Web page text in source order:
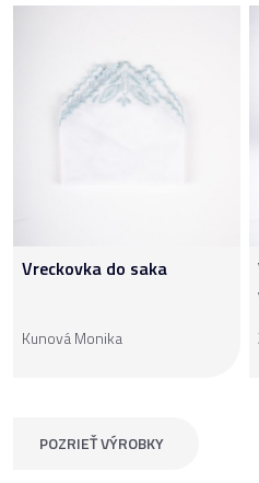
Vreckovka do saka
Kunová Monika
POZRIEŤ VÝROBKY